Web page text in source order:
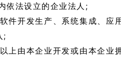
依法设立的企业法人;
件开发生产、系统集成、应
;
上由本企业开发或由本企业